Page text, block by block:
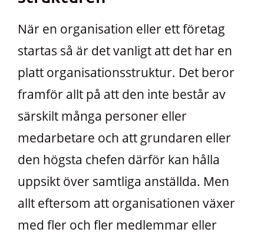
När en organisation eller ett företag
startas så är det vanligt att det har en
platt organisationsstruktur. Det beror
framför allt på att den inte består av
särskilt många personer eller
medarbetare och att grundaren eller
den högsta chefen därför kan hålla
uppsikt över samtliga anställda. Men
allt eftersom att organisationen växer
med fler och fler medlemmar eller